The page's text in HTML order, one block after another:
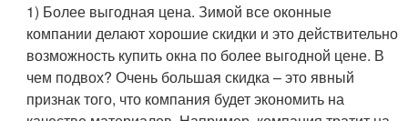
1) Более выгодная цена. Зимой все оконные
компании делают хорошие скидки и это действительно
возможность купить окна по более выгодной цене. В
чем подвох? Очень большая скидка – это явный
признак того, что компания будет экономить на